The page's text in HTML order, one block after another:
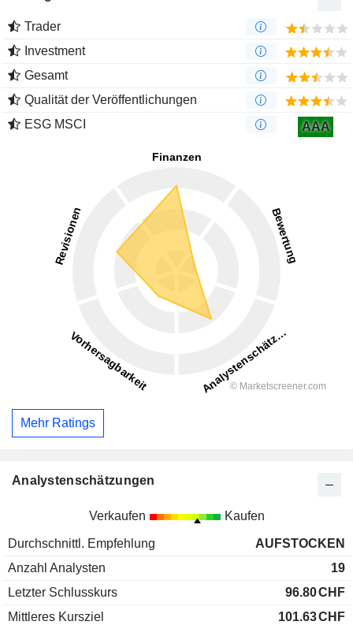
Trader
Investment
Gesamt
Qualität der Veröffentlichungen
ESG MSCI
AAA
Mehr Ratings
Analystenschätzungen
Verkaufen Kaufen
Durchschnittl. Empfehlung
AUFSTOCKEN
Anzahl Analysten
19
Letzter Schlusskurs
96.80CHF
Mittleres Kursziel
101.63CHF